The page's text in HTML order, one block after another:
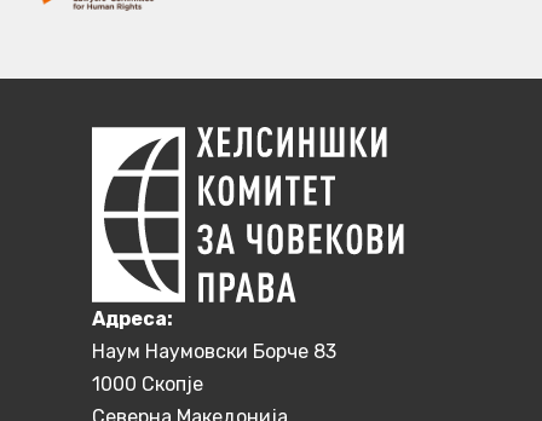
Aдреса:
Наум Наумовски Борче 83
1000 Скопје